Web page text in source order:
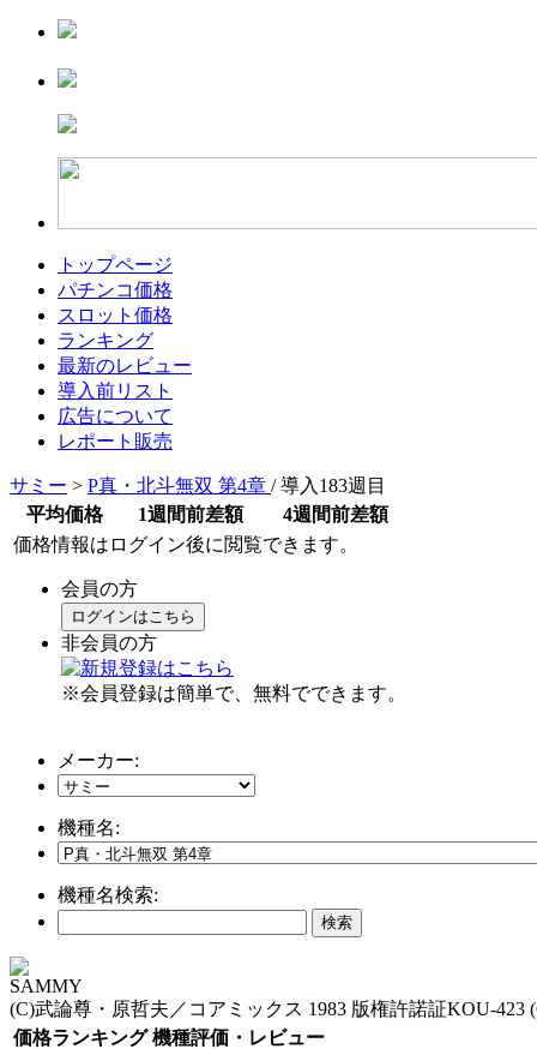
トップページ
パチンコ価格
スロット価格
ランキング
最新のレビュー
導入前リスト
広告について
レポート販売
サミー > P真・北斗無双 第4章 / 導入183週目
平均価格
1週間前差額
4週間前差額
価格情報はログイン後に閲覧できます。
会員の方
ログインはこちら
非会員の方
※会員登録は簡単で、無料でできます。
メーカー:
機種名:
機種名検索:
SAMMY
(C)武論尊・原哲夫／コアミックス 1983 版権許諾証KOU-423
価格ランキング 機種評価・レビュー